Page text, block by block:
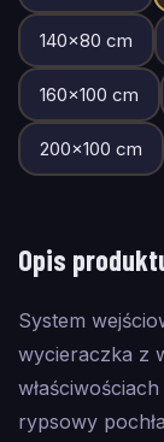
140×80 cm
160×100 cm
200×100 cm
Opis
System
wycieraczka z
rypsowy